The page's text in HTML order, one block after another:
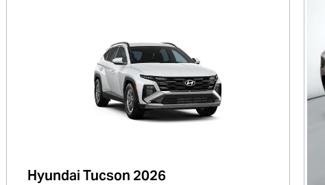
Hyundai Tucson 2026